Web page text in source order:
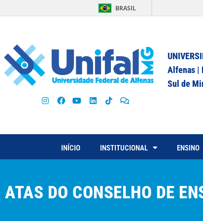
BRASIL
Alfenas |
Sul de
INÍCIO INSTITUCIONAL ENSINO
ATAS DO CONSELHO DE